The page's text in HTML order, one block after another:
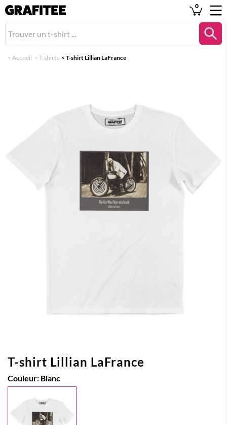
0
< Accueil < T-shirts < T-shirt Lillian LaFrance
T-shirt Lillian LaFrance
Couleur: Blanc